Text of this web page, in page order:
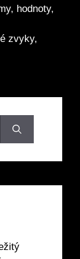
hodnoty,
zvyky,